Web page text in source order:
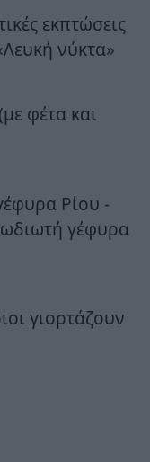
εκπτώσεις
νύκτα»
φέτα και
Ρίου -
γέφυρα
γιορτάζουν